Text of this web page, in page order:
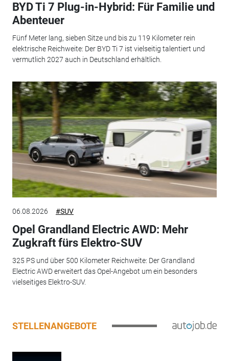
BYD Ti 7 Plug-in-Hybrid: Für Familie und
Abenteuer
Fünf Meter lang, sieben Sitze und bis zu 119 Kilometer rein
elektrische Reichweite: Der BYD Ti 7 ist vielseitig talentiert und
vermutlich 2027 auch in Deutschland erhältlich.
06.08.2026 #SUV
Opel Grandland Electric AWD: Mehr
Zugkraft fürs Elektro-SUV
325 PS und über 500 Kilometer Reichweite: Der Grandland
Electric AWD erweitert das Opel-Angebot um ein besonders
vielseitiges Elektro-SUV.
STELLENANGEBOTE